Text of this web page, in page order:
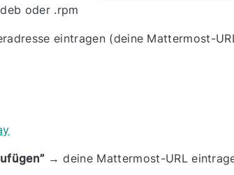
oder .rpm
eintragen (deine Mattermost-
→ deine Mattermost-URL